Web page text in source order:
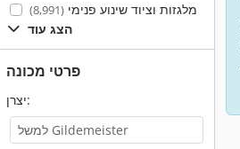
מלגזות וציוד שינוע פנימי(8,991)
הצג עוד
פרטי מכונה
יצרן: